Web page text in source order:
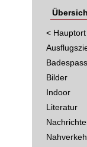
< Hauptort
Badespass
Bilder
Indoor
Literatur